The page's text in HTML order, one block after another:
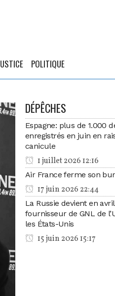
POLITIQUE
DÉPÊCHES
Espagne: plus de 1.000
enregistrés en juin en
canicule
1 juillet 2026 12:16
Air France ferme son
17 juin 2026 22:44
La Russie devient en
fournisseur de GNL de
les États-Unis
15 juin 2026 15:17